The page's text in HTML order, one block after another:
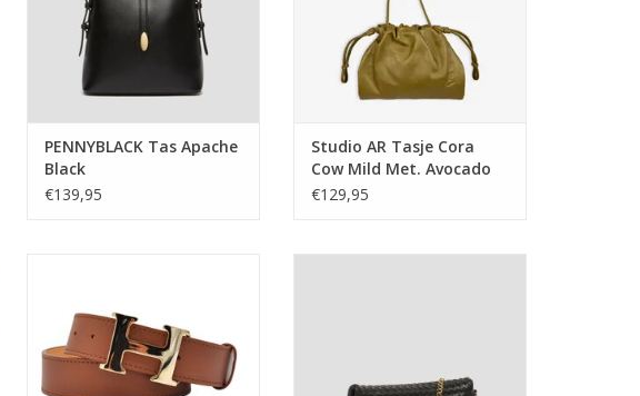
PENNYBLACK Tas Apache
Black
€139,95
Studio AR Tasje Cora
Cow Mild Met. Avocado
€129,95
TOEVOEGEN AAN WINKELWAGEN